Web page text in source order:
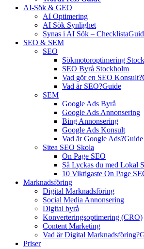
AI-Sök & GEO
AI Optimering
AI Sök Synlighet
Synas i AI Sök – Checklista
SEO & SEM
SEO
Sökmotoroptimering
SEO Byrå Stockholm
Vad gör en SEO Konsult?
Vad är SEO?Guide
SEM
Google Ads Byrå
Google Ads Annonsering
Bing Annonsering
Google Ads Konsult
Vad är Google Ads?Guide
Sitea SEO Skola
On Page SEO
Så Lyckas du med Lokal
10 Viktigaste On Page
Marknadsföring
Digital Marknadsföring
Social Media Annonsering
Digital byrå
Konverteringsoptimering (CRO)
Content Marketing
Vad är Digital Marknadsföring?
Priser